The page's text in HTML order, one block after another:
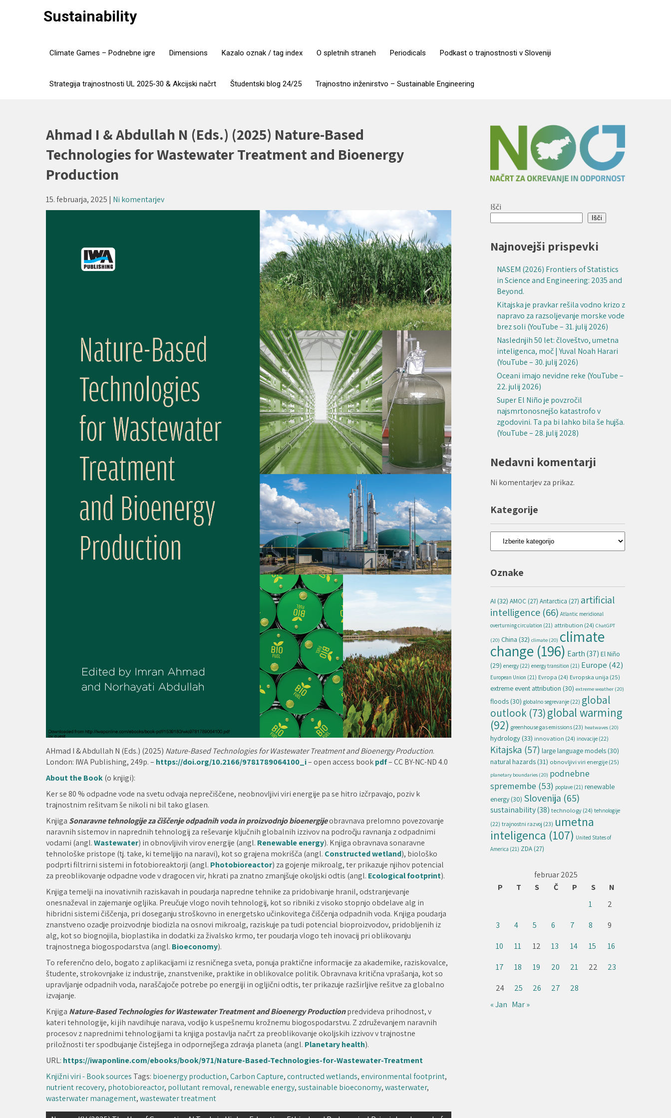
Sustainability
Climate Games – Podnebne igre Dimensions Kazalo oznak / tag index O spletnih straneh Periodicals Podkast o trajnostnosti v Sloveniji
Strategija trajnostnosti UL 2025-30 & Akcijski načrt Študentski blog 24/25 Trajnostno inženirstvo – Sustainable Engineering
Ahmad I & Abdullah N (Eds.) (2025) Nature-Based
Technologies for Wastewater Treatment and Bioenergy
Production
15. februarja, 2025 | Ni komentarjev
AHmad I & Abdullah N (Eds.) (2025) Nature-Based Technologies for Wastewater Treatment and Bioenergy Production.
London: IWA Publishing, 249p. – https://doi.org/10.2166/9781789064100_i– open access bookpdf– CC BY-NC-ND 4.0
About the Book(o knjigi):
Ker se 80 % odpadne vode na svetu odvaja neprečiščene, neobnovljivi viri energije pa se hitro izčrpavajo, poziv k
trajnostnim rešitvam še nikoli ni bil tako glasen.
Knjiga Sonaravne tehnologije za čiščenje odpadnih voda in proizvodnjo bioenergijeobravnava prelomno povezovanje
naravnih sistemov in naprednih tehnologij za reševanje ključnih globalnih izzivov na področju ravnanja z odpadnimi
vodami (angl.Wastewater) in obnovljivih virov energije (angl. Renewable energy). Knjiga obravnava sonaravne
tehnološke pristope (tj. take, ki temeljijo na naravi), kot so grajena mokrišča (angl. Constructed wetland), biološko
podprti filtrirni sistemi in fotobioreaktorji (angl. Photobioreactor) za gojenje mikroalg, ter prikazuje njihov potencial
za preoblikovanje odpadne vode v dragocen vir, hkrati pa znatno zmanjšuje okoljski odtis (angl. Ecological footprint).
Knjiga temelji na inovativnih raziskavah in poudarja napredne tehnike za pridobivanje hranil, odstranjevanje
onesnaževal in zajemanje ogljika. Preučuje vlogo novih tehnologij, kot so ribniki z visoko stopnjo obdelave alg in
hibridni sistemi čiščenja, pri doseganju stroškovno in energetsko učinkovitega čiščenja odpadnih voda. Knjiga poudarja
znanstveno ozadje proizvodnje biodizla na osnovi mikroalg, raziskuje pa tudi potencial bioproizvodov, pridobljenih iz
alg, kot so biognojila, bioplastika in dodatki za živalsko krmo, ter poudarja vlogo teh inovacij pri oblikovanju
trajnostnega biogospodarstva (angl. Bioeconomy).
To referenčno delo, bogato z aplikacijami iz resničnega sveta, ponuja praktične informacije za akademike, raziskovalce,
študente, strokovnjake iz industrije, znanstvenike, praktike in oblikovalce politik. Obravnava kritična vprašanja, kot so
upravljanje odpadnih voda, naraščajoče potrebe po energiji in ogljični odtis, ter prikazuje razširljive rešitve za globalno
izvajanje.
Knjiga Nature-Based Technologies for Wastewater Treatment and Bioenergy Productionpredvideva prihodnost, v
kateri tehnologije, ki jih navdihuje narava, vodijo k uspešnemu krožnemu biogospodarstvu. Z združevanjem naravnih
procesov z naprednimi tehnologijami ta knjiga postavlja načrt za preoblikovanje okoljskih izzivov v trajnostne
priložnosti ter spodbujanje čistejšega in odpornejšega zdravja planeta (angl. Planetary health).
URL: https://iwaponline.com/ebooks/book/971/Nature-Based-Technologies-for-Wastewater-Treatment
Knjižni viri - Book sources Tags: bioenergy production,Carbon Capture,contructed wetlands,environmental footprint,
nutrient recovery, photobioreactor, pollutant removal, renewable energy,sustainable bioeconomy,wasterwater,
wasterwater management,wastewater treatment
Išči
Išči
Najnovejši prispevki
NASEM (2026) Frontiers of Statistics
in Science and Engineering: 2035 and
Beyond.
Kitajska je pravkar rešila vodno krizo z
napravo za razsoljevanje morske vode
brez soli (YouTube – 31. julij 2026)
Naslednjih 50 let: človeštvo, umetna
inteligenca, moč | Yuval Noah Harari
(YouTube – 30. julij 2026)
Oceani imajo nevidne reke (YouTube –
22. julij 2026)
Super El Niño je povzročil
najsmrtonosnejšo katastrofo v
zgodovini. Ta pa bi lahko bila še hujša.
(YouTube – 28. julij 2028)
Nedavni komentarji
Ni komentarjev za prikaz.
Kategorije
Kategorije
Oznake
AI (32) AMOC (27) Antarctica (27) artificial
intelligence (66) Atlantic meridional
overturning circulation (21) attribution (24) ChatGPT
(20) China (32) climate (20) climate
change (196) Earth (37) El Niño
(29) energy (22) energy transition (21) Europe (42)
European Union (21) Evropa (24) Evropska unija (25)
extreme event attribution (30) extreme weather (20)
floods (30) globalno segrevanje (22) global
outlook (73)global warming
(92) greenhouse gas emissions (23) heatwaves (20)
hydrology(33) innovation (24) inovacije (22)
Kitajska (57) large language models (30)
natural hazards (31) obnovljivi viri energije(25)
planetary boundaries (20) podnebne
spremembe (53) poplave (21) renewable
energy (30) Slovenija (65)
sustainability(38) technology(24) tehnologije
(22) trajnostni razvoj (23) umetna
inteligenca (107) United States of
America (21) ZDA (27)
februar 2025
P
T S Č P S
N
1
2
3
4 5 6 7 8
9
10
11 12 13 14 15
16
17
18 19 20 21 22
23
24
25 26 27
28
« Jan Mar »